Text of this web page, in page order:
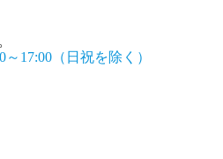
～17:00（日祝を除く）